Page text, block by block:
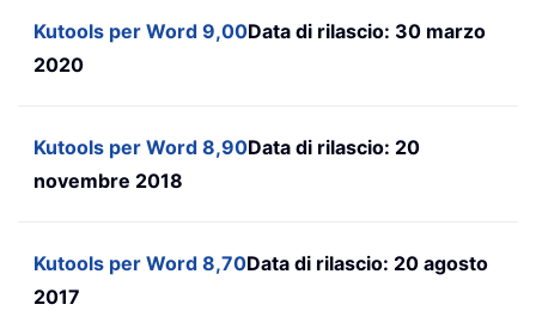
Kutools per Word 9,00Data di rilascio: 30 marzo
2020
Kutools per Word 8,90Data di rilascio: 20
novembre 2018
Kutools per Word 8,70Data di rilascio: 20 agosto
2017